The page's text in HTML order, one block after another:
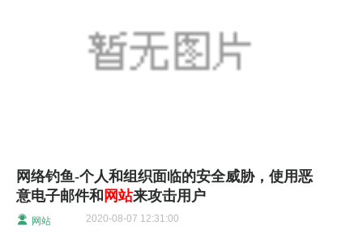
网络钓鱼-个人和组织面临的安全威胁，使用恶
意电子邮件和 网站来攻击用户
网站 2020-08-07 12:31:00